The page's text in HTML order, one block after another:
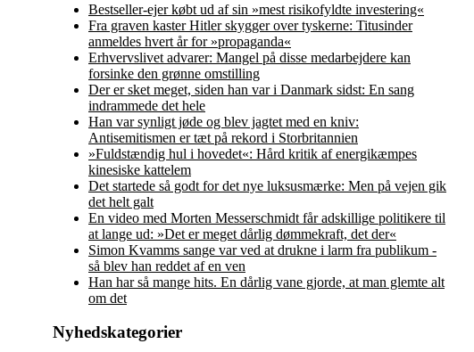
Bestseller-ejer købt ud af sin »mest risikofyldte investering«
Fra graven kaster Hitler skygger over tyskerne: Titusinder
anmeldes hvert år for »propaganda«
Erhvervslivet advarer: Mangel på disse medarbejdere kan
forsinke den grønne omstilling
Der er sket meget, siden han var i Danmark sidst: En sang
indrammede det hele
Han var synligt jøde og blev jagtet med en kniv:
Antisemitismen er tæt på rekord i Storbritannien
»Fuldstændig hul i hovedet«: Hård kritik af energikæmpes
kinesiske kattelem
Det startede så godt for det nye luksusmærke: Men på vejen gik
det helt galt
En video med Morten Messerschmidt får adskillige politikere til
at lange ud: »Det er meget dårlig dømmekraft, det der«
Simon Kvamms sange var ved at drukne i larm fra publikum -
så blev han reddet af en ven
Han har så mange hits. En dårlig vane gjorde, at man glemte alt
om det
Nyhedskategorier